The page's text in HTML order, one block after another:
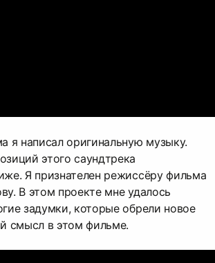
я написал оригинальную музыку.
этого саундтрека
Я признателен режиссёру фильма
В этом проекте мне удалось
задумки, которые обрели новое
смысл в этом фильме.